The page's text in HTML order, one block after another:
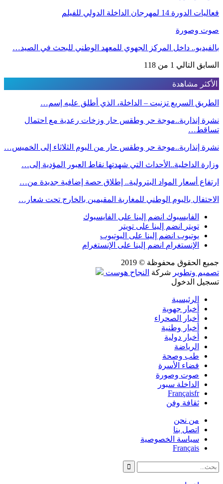
فعاليات الدورة 14 لمهرجان الداخلة الدولي للفيلم
صوت وصورة
بالفيديو.. داخل المركز الجهوي للمعهد الوطني للبحث في الصيد…
السابق التالي 1 من 118
الأكثر مشاهدة
الطريق السريع تزنيت – الداخلة، الذي أطلق عليه إسم…
نشرة إنذارية..موجة حر وطقس حار وزخات رعدية مع احتمال
تساقط…
نشرة إنذارية..موجة حر وطقس حار من اليوم الثلاثاء إلى الخميس…
وزارة الداخلية..الأحداث التي شهدتها نقاط العبور المؤدية إلى…
ارتفاع أسعار المواد البترولية.. إطلاق حصة إضافية جديدة من…
الاحتفال باليوم الوطني للمغاربة المقيمين بالخارج تحت شعار…
الفايسبوك انضم إلينا على الفايسبوك
تويتر
انضم إلينا على تويتر
يوتيوب انضم إلينا على اليوتيوب
الإنستغرام انضم إلينا على الإنستغرام
جميع الحقوق محفوظة © 2019
تصميم وتطوير شركة النجاح هوست
تسجيل الدخول
الرئيسية
أخبار جهوية
أخبار الصحراء
أخبار وطنية
أخبار دولية
الرياضة
طب وصحة
فضاء الأسرة
صوت وصورة
الداخلة سبور
Françaisfr
ثقافة وفن
من نحن
اتصل بنا
سياسة الخصوصية
Français